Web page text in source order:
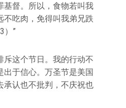
基督。所以，食物若叫我
不吃肉，免得叫我弟兄跌
）”
斥这个节日。我的行动不
出于信心。万圣节是美国
承认也不批判，不庆祝也